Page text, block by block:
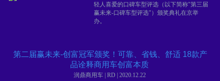
轻人喜爱的口碑车型评选（以下简称"第三届
赢未来-口碑车型评选"）颁奖典礼在京举
办。
第二届赢未来-创富冠军颁奖！可靠、省钱、舒适 18款产
品诠释商用车创富本质
润鼎商用车 | RD | 2020.12.22